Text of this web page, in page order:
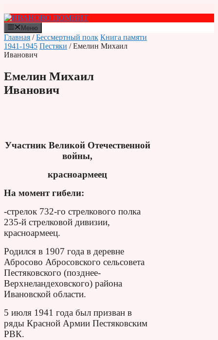
к
содержимому
Меню
Главная /Бессмертный полк Книга памяти
1941-1945 Пестяки / Емелин Михаил
Иванович
Емелин Михаил
Иванович
Участник Великой Отечественной
войны,
красноармеец
На момент гибели:
-стрелок 732-го стрелкового полка
235-й стрелковой дивизии,
красноармеец.
Родился в 1907 года в деревне
Абросово Абросовского сельсовета
Пестяковского (позднее-
Верхнеландеховского) района
Ивановской области.
5 июля 1941 года был призван в
ряды Красной Армии Пестяковским
РВК.